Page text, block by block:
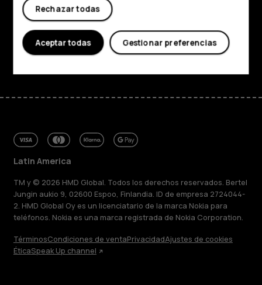
Planet and people
Soporte
FacebookInstagram
TiktokYoutubeLinkedinDiscord
Latin America
TM y © 2026 HMD Global. Todos los derechos reservados. Bertel
Jungin aukio 9, 02600 Espoo, Finlandia. ID de empresa 2724044-
2. HMD Global Oy es un licenciatario de la marca Nokia para
teléfonos. Nokia es una marca registrada de Nokia Corporation.
TérminosCondiciones de ventaPrivacidadAjustes de cookies
ÉticaSpeak Up channel
Rechazar todas
Gestionar preferencias
Aceptar todas